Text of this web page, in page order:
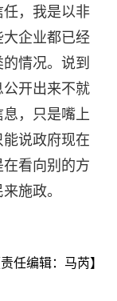
，我是以非
企业都已经
情况。说到
开出来不就
，只是嘴上
说政府现在
看向别的方
施政。
责任编辑：马芮】